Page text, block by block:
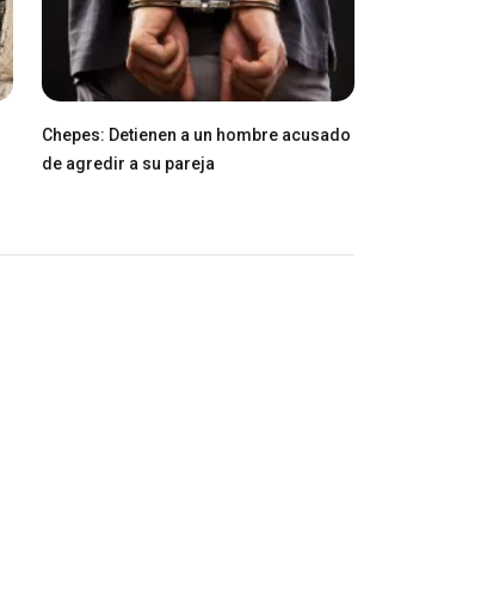
Chepes: Detienen a un hombre acusado
de agredir a su pareja